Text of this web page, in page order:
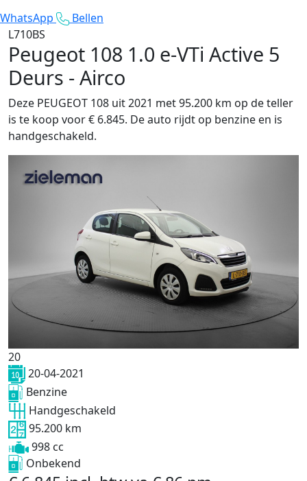
WhatsApp
Bellen
L710BS
Peugeot 108 1.0 e-VTi Active 5
Deurs - Airco
Deze PEUGEOT 108 uit 2021 met 95.200 km op de teller
is te koop voor € 6.845. De auto rijdt op benzine en is
handgeschakeld.
20
20-04-2021
Benzine
Handgeschakeld
95.200 km
998 cc
Onbekend